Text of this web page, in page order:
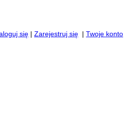
się | Zarejestruj się | Twoje konto